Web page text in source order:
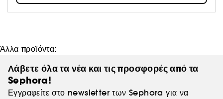
Άλλα προϊόντα:
Λάβετε όλα τα νέα και τις προσφορές από τα
Sephora!
Εγγραφείτε στο newsletter των Sephora για να